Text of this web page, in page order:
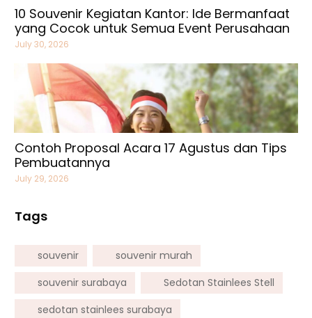
10 Souvenir Kegiatan Kantor: Ide Bermanfaat
yang Cocok untuk Semua Event Perusahaan
July 30, 2026
Contoh Proposal Acara 17 Agustus dan Tips
Pembuatannya
July 29, 2026
Tags
souvenir
souvenir murah
souvenir surabaya
Sedotan Stainlees Stell
sedotan stainlees surabaya